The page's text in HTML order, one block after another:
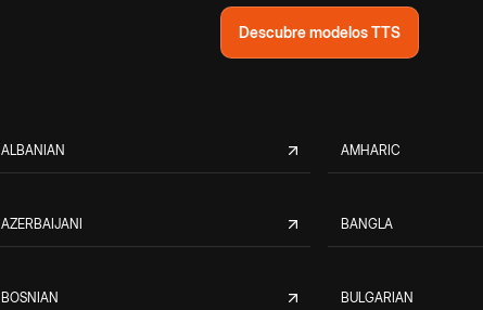
Descubre modelos TTS
ALBANIAN AMHARIC
AZERBAIJANI BANGLA
BOSNIAN BULGARIAN